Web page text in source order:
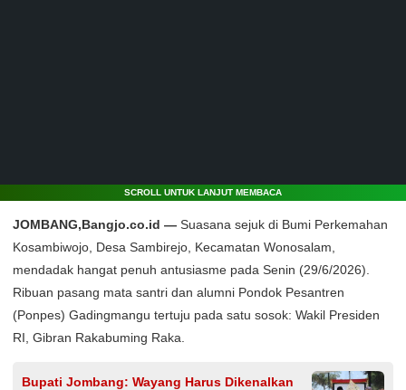
SCROLL UNTUK LANJUT MEMBACA
JOMBANG,Bangjo.co.id — Suasana sejuk di Bumi Perkemahan
Kosambiwojo, Desa Sambirejo, Kecamatan Wonosalam,
mendadak hangat penuh antusiasme pada Senin (29/6/2026).
Ribuan pasang mata santri dan alumni Pondok Pesantren
(Ponpes) Gadingmangu tertuju pada satu sosok: Wakil Presiden
RI, Gibran Rakabuming Raka.
Bupati Jombang: Wayang Harus Dikenalkan